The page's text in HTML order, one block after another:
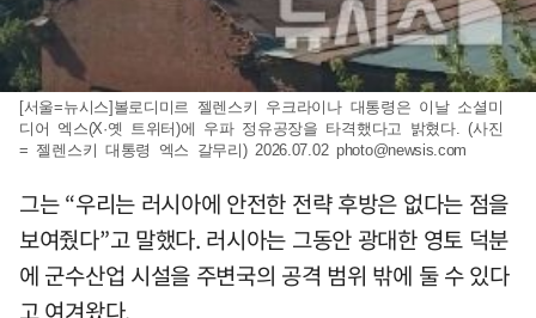
[서울=뉴시스]볼로디미르 젤렌스키 우크라이나 대통령은 이날 소셜미
디어 엑스(X·옛 트위터)에 우파 정유공장을 타격했다고 밝혔다. (사진
= 젤렌스키 대통령 엑스 갈무리) 2026.07.02 photo@newsis.com
그는 “우리는 러시아에 안전한 전략 후방은 없다는 점을
보여줬다”고 말했다. 러시아는 그동안 광대한 영토 덕분
에 군수산업 시설을 주변국의 공격 범위 밖에 둘 수 있다
고 여겨왔다.